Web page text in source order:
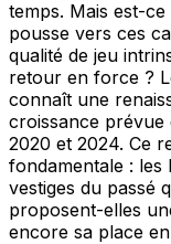
temps. Mais est-
pousse vers ces
qualité de jeu
retour en force ?
connaît une
croissance prévue
2020 et 2024. Ce
fondamentale : les
vestiges du passé
proposent-elles
encore sa place